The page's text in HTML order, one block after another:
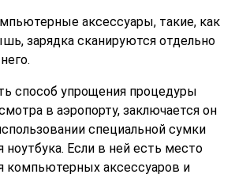
аксессуары, такие, как
зарядка сканируются отдельно
способ упрощения процедуры
в аэропорту, заключается он
специальной сумки
ноутбука. Если в ней есть место
компьютерных аксессуаров и